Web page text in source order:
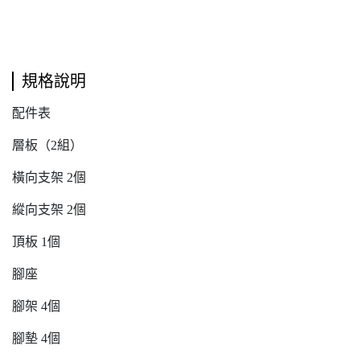
規格說明
配件表
層板（2組）
橫向支架 2個
縱向支架 2個
頂板 1個
腳座
腳架 4個
腳墊 4個